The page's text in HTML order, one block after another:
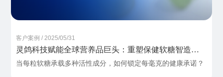
客户案例 / 2025/05/31
灵鸽科技赋能全球营养品巨头：重塑保健软糖智造精
当每粒软糖承载多种活性成分，如何锁定每毫克的健康承诺？